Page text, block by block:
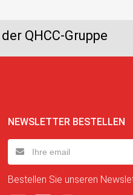
QHCC-Gruppe
NEWSLETTER BESTELLEN
Bestellen Sie unseren